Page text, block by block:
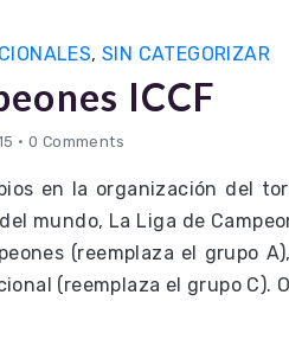
,SIN CATEGORIZAR
ICCF
• 0 Comments
en la organización del
mundo, La Liga de
(reemplaza el grupo
(reemplaza el grupo C).